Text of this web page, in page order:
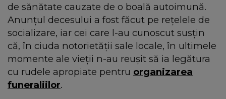
de sănătate cauzate de o boală autoimună.
Anunțul decesului a fost făcut pe rețelele de
socializare, iar cei care l-au cunoscut susțin
că, în ciuda notorietății sale locale, în ultimele
momente ale vieții n-au reușit să ia legătura
cu rudele apropiate pentru organizarea
funeraliilor.